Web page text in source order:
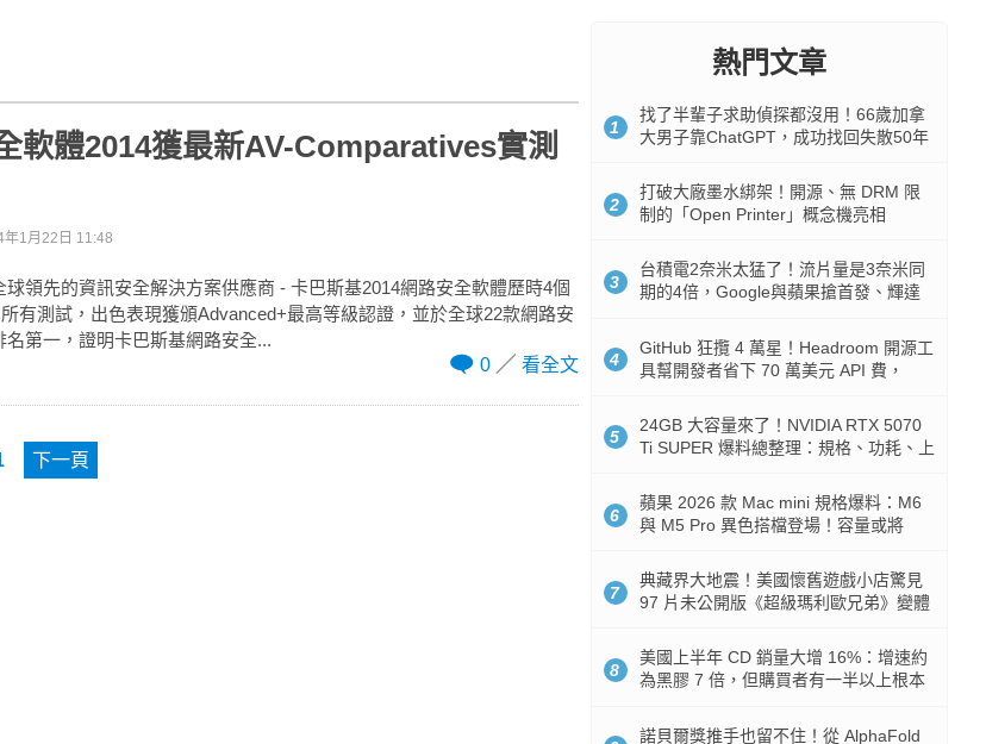
軟體2014獲最新AV-Comparatives實測
年1月22日 11:48
球領先的資訊安全解決方案供應商 - 卡巴斯基2014網路安全軟體歷時4個
有測試，出色表現獲頒Advanced+最高等級認證，並於全球22款網路安
第一，證明卡巴斯基網路安全...
0
看全文
下一頁
熱門文章
1
找了半輩子求助偵探都沒用！66歲加拿
大男子靠ChatGPT，成功找回失散50年
2
打破大廠墨水綁架！開源、無 DRM 限
制的「Open Printer」概念機亮相
3
台積電2奈米太猛了！流片量是3奈米同
期的4倍，Google與蘋果搶首發、輝達
4
GitHub 狂攬 4 萬星！Headroom 開源工
具幫開發者省下 70 萬美元 API 費，
5
24GB 大容量來了！NVIDIA RTX 5070
Ti SUPER 爆料總整理：規格、功耗、上
6
蘋果 2026 款 Mac mini 規格爆料：M6
與 M5 Pro 異色搭檔登場！容量或將
7
典藏界大地震！美國懷舊遊戲小店驚見
97 片未公開版《超級瑪利歐兄弟》變體
8
美國上半年 CD 銷量大增 16%：增速約
為黑膠 7 倍，但購買者有一半以上根本
諾貝爾獎推手也留不住！從 AlphaFold